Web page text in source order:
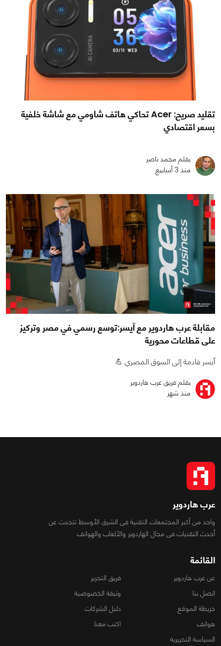
تقليد صريح: Acer تحاكي هاتف شاومي مع شاشة خلفية
بسعر اقتصادي
بقلم محمد ناصر
منذ 3 أسابيع
مقابلة عرب هاردوير مع آيسر:توسع رسمي في مصر وتركيز
على قطاعات محورية
آيسر قادمة إلى السوق المصري 💪
بقلم فريق عرب هاردوير
منذ شهر
عرب هاردوير
واحد من أكبر المجتمعات التقنية فى الشرق الأوسط تتحدث عن
أحدث التقنيات فى مجال الهاردوير والألعاب والهواتف
القائمة
عن عرب هاردوير
فريق التحرير
اتصل بنا
وثيقة الخصوصية
خريطة الموقع
دليل الشركات
هواتف
اكتب معنا
السياسة التحريرية